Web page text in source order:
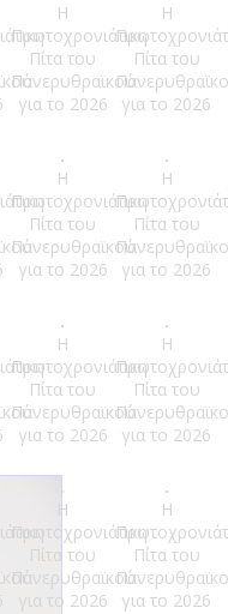
Η
Πρωτοχρονιάτικη
Πίτα του
Πανερυθραϊκού
για το 2026
Η
Πίτα του
για το 2026
Η
Πρωτοχρονιάτικη
Πίτα του
Πανερυθραϊκού
για το 2026
Η
Πίτα του
για το 2026
Η
Πρωτοχρονιάτικη
Πίτα του
Πανερυθραϊκού
για το 2026
Η
Πίτα του
για το 2026
Η
Πρωτοχρονιάτικη
Πίτα του
Πανερυθραϊκού
για το 2026
Η
Πίτα του
για το 2026